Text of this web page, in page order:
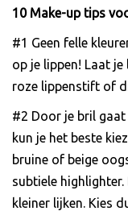
10 Make-up tips
#1 Geen felle
op je lippen! Laat
roze lippenstift of
#2 Door je bril
kun je het beste
bruine of beige
subtiele
kleiner lijken. Kies